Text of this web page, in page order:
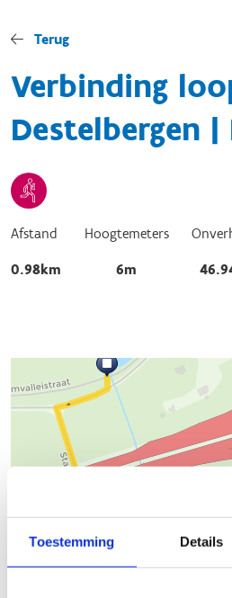
Toestemming Details
Terug
Verbinding
Destelbergen |
Afstand
0.98km
Hoogtemeters
6m